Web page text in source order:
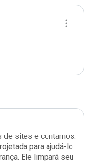
de sites e contamos.
para ajudá-lo
Ele limpará seu